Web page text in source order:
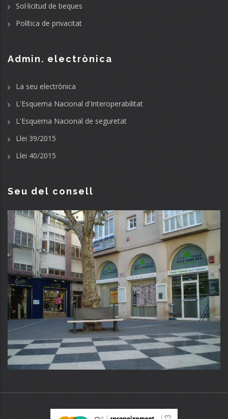
Sol·licitud de beques
Política de privacitat
Admin. electrònica
La seu electrònica
L'Esquema Nacional d'Interoperabilitat
L'Esquema Nacional de seguretat
Llei 39/2015
Llei 40/2015
Seu del consell